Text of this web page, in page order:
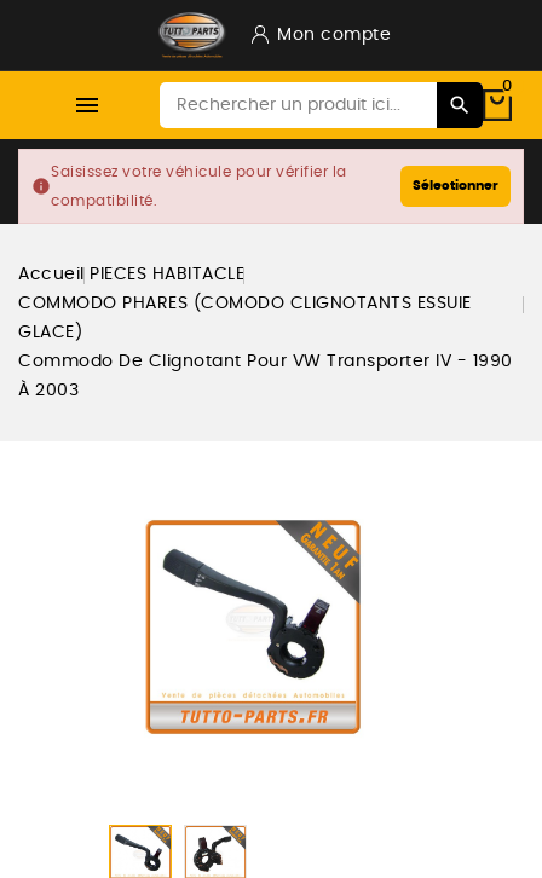
Mon compte

0
info
Saisissez votre véhicule pour vérifier la
compatibilité.
Sélectionner
Accueil
PIECES HABITACLE
COMMODO PHARES (COMODO CLIGNOTANTS ESSUIE
GLACE)
Commodo De Clignotant Pour VW Transporter IV - 1990
À 2003